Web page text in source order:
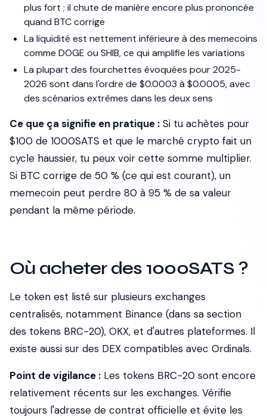
plus fort ; il chute de manière encore plus prononcée
quand BTC corrige
La liquidité est nettement inférieure à des memecoins
comme DOGE ou SHIB, ce qui amplifie les variations
La plupart des fourchettes évoquées pour 2025-
2026 sont dans l'ordre de $0.0003 à $0.0005, avec
des scénarios extrêmes dans les deux sens
Ce que ça signifie en pratique : Si tu achètes pour
$100 de 1000SATS et que le marché crypto fait un
cycle haussier, tu peux voir cette somme multiplier.
Si BTC corrige de 50 % (ce qui est courant), un
memecoin peut perdre 80 à 95 % de sa valeur
pendant la même période.
Où acheter des 1000SATS ?
Le token est listé sur plusieurs exchanges
centralisés, notamment Binance (dans sa section
des tokens BRC-20), OKX, et d'autres plateformes. Il
existe aussi sur des DEX compatibles avec Ordinals.
Point de vigilance : Les tokens BRC-20 sont encore
relativement récents sur les exchanges. Vérifie
toujours l'adresse de contrat officielle et évite les